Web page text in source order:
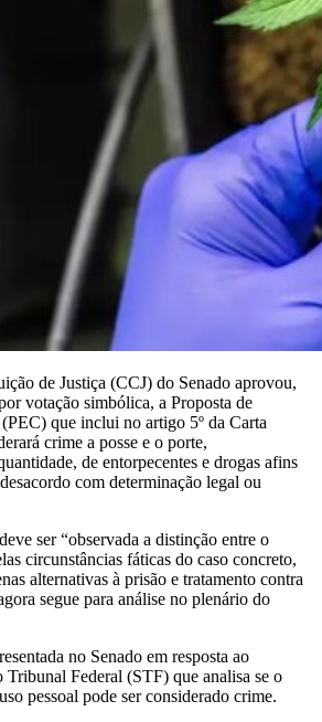
de Justiça (CCJ) do Senado aprovou,
votação simbólica, a Proposta de
que inclui no artigo 5º da Carta
crime a posse e o porte,
de entorpecentes e drogas afins
com determinação legal ou
ser “observada a distinção entre o
circunstâncias fáticas do caso concreto,
alternativas à prisão e tratamento contra
segue para análise no plenário do
no Senado em resposta ao
Federal (STF) que analisa se o
pessoal pode ser considerado crime.